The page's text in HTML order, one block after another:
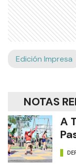
Edición Impresa
NOTAS
A